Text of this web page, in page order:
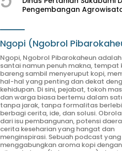
Pengembangan
Resmi Jadi Destinasi Wisata
Ngopi (Ngobrol
Ngopi, Ngobrol Pibarokaheun
santai namun penuh makna, tempat
bareng sambil menyeruput kopi,
hal-hal yang penting dan dekat
kehidupan. Di sini, pejabat, tokoh
dan warga biasa bertemu dalam
tanpa jarak, tanpa formalitas
berbagi cerita, ide, dan solusi.
dari isu pembangunan, potensi
cerita keseharian yang hangat dan
menginspirasi. Sebuah podcast yang
menggabungkan aroma kopi